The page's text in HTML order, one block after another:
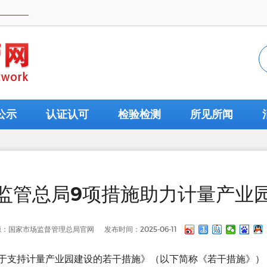
示 认证认可 检验检测 所见所闻
管总局9项措施助力计量产业
国家市场监督管理总局官网 发布时间：2025-06-11
支持计量产业园建设的若干措施》（以下简称《若干措施》